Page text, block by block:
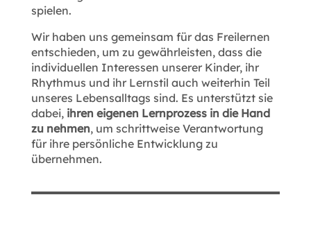
spielen.
Wir haben uns gemeinsam für das Freilernen
entschieden, um zu gewährleisten, dass die
individuellen Interessen unserer Kinder, ihr
Rhythmus und ihr Lernstil auch weiterhin Teil
unseres Lebensalltags sind. Es unterstützt sie
dabei, ihren eigenen Lernprozess in die Hand
zu nehmen, um schrittweise Verantwortung
für ihre persönliche Entwicklung zu
übernehmen.